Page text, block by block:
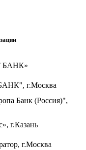
БАНК»
г.Москва
Банк (Россия)",
г.Казань
г.Москва